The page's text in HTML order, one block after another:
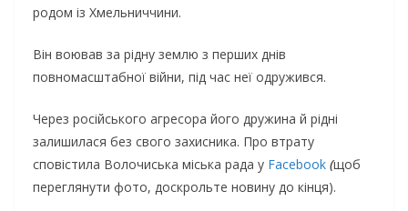
родом із Хмельниччини.
Він воював за рідну землю з перших днів
повномасштабної війни, під час неї одружився.
Через російського агресора його дружина й рідні
залишилася без свого захисника. Про втрату
сповістила Волочиська міська рада у Facebook (щоб
переглянути фото, доскрольте новину до кінця).